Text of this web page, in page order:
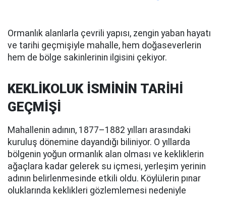
Ormanlık alanlarla çevrili yapısı, zengin yaban hayatı
ve tarihi geçmişiyle mahalle, hem doğaseverlerin
hem de bölge sakinlerinin ilgisini çekiyor.
KEKLİKOLUK İSMİNİN TARİHİ
GEÇMİŞİ
Mahallenin adının, 1877–1882 yılları arasındaki
kuruluş dönemine dayandığı biliniyor. O yıllarda
bölgenin yoğun ormanlık alan olması ve kekliklerin
ağaçlara kadar gelerek su içmesi, yerleşim yerinin
adının belirlenmesinde etkili oldu. Köylülerin pınar
oluklarında keklikleri gözlemlemesi nedeniyle